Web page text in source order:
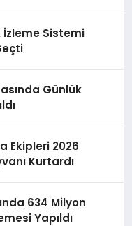
İzleme Sistemi
Günlük
Ekipleri 2026
Kurtardı
634 Milyon
Yapıldı